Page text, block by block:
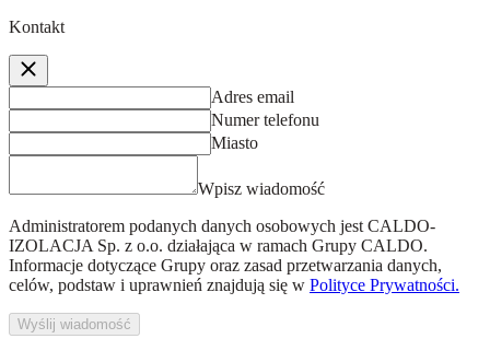
Kontakt
Adres email
Numer telefonu
Miasto
Wpisz wiadomość
Administratorem podanych danych osobowych jest CALDO-
IZOLACJA Sp. z o.o. działająca w ramach Grupy CALDO.
Informacje dotyczące Grupy oraz zasad przetwarzania danych,
celów, podstaw i uprawnień znajdują się w Polityce Prywatności.
Wyślij wiadomość